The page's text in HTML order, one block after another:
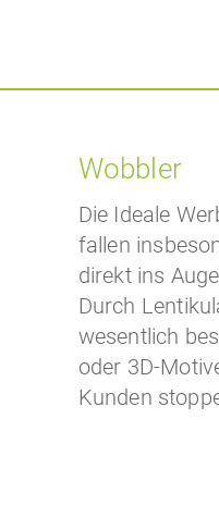
Wobbler
Die Ideale
fallen
direkt ins
Durch
wesentlich
oder 3D-
Kunden